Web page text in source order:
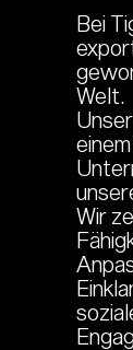
Bei
Welt.
Wir